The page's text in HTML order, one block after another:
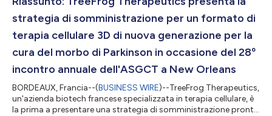
strategia di somministrazione per un formato di
terapia cellulare 3D di nuova generazione per la
cura del morbo di Parkinson in occasione del 28º
incontro annuale dell'ASGCT a New Orleans
BORDEAUX, Francia--(BUSINESS WIRE)--TreeFrog Therapeutics,
un'azienda biotech francese specializzata in terapia cellulare, è
la prima a presentare una strategia di somministrazione pronta